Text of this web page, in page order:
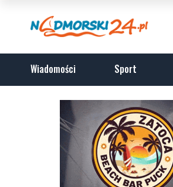
Wiadomości Sport